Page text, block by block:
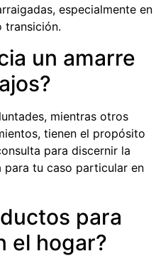
especialmente en
transición.
un amarre
mientras otros
tienen el propósito
para discernir la
tu caso particular en
para
el hogar?